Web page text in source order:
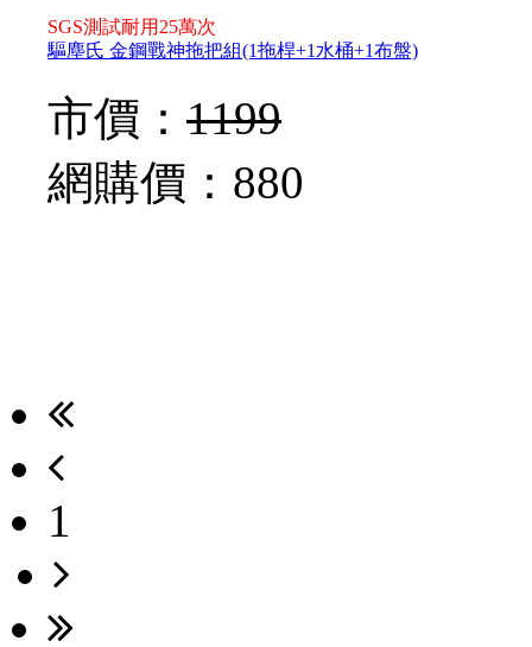
SGS測試耐用25萬次
驅塵氏 金鋼戰神拖把組(1拖桿+1水桶+1布盤)
市價： 1199
網購價： 880
1